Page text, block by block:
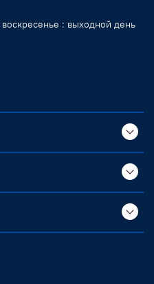
: выходной день